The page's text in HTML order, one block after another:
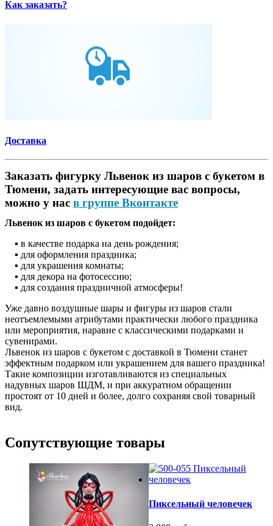
Как заказать?
Доставка
Заказать фигурку Львенок из шаров с букетом в
Тюмени, задать интересующие вас вопросы,
можно у нас в группе Вконтакте
Львенок из шаров с букетом подойдет:
▪ в качестве подарка на день рождения;
▪ для оформления праздника;
▪ для украшения комнаты;
▪ для декора на фотосессию;
▪ для создания праздничной атмосферы!
Уже давно воздушные шары и фигуры из шаров стали
неотъемлемыми атрибутами практически любого праздника
или мероприятия, наравне с классическими подарками и
сувенирами.
Львенок из шаров с букетом с доставкой в Тюмени станет
эффектным подарком или украшением для вашего праздника!
Такие композиции изготавливаются из специальных
надувных шаров ШДМ, и при аккуратном обращении
простоят от 10 дней и более, долго сохраняя свой товарный
вид.
Сопутствующие товары
Пиксельный человечек